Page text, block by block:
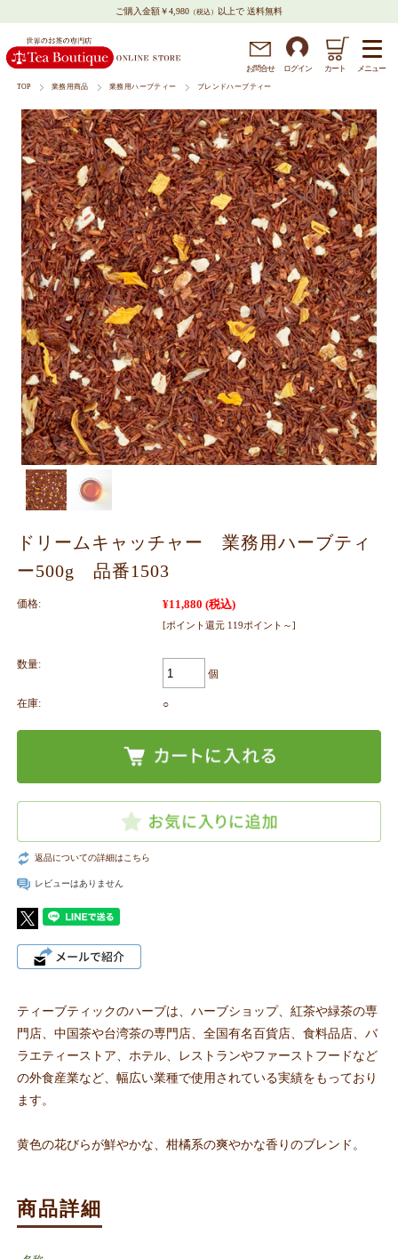
ご購入金額￥4,980 （税込） 以上で 送料無料
お問合せ ログイン カート メニュー
TOP 業務用商品 業務用ハーブティー ブレンドハーブティー
ドリームキャッチャー 業務用ハーブティ
ー500g 品番1503
価格: ¥11,880 (税込)
[ポイント還元 119ポイント～]
数量:
個
在庫: ○
返品についての詳細はこちら
レビューはありません
ティーブティックのハーブは、ハーブショップ、紅茶や緑茶の専
門店、中国茶や台湾茶の専門店、全国有名百貨店、食料品店、バ
ラエティーストア、ホテル、レストランやファーストフードなど
の外食産業など、幅広い業種で使用されている実績をもっており
ます。
黄色の花びらが鮮やかな、柑橘系の爽やかな香りのブレンド。
商品詳細